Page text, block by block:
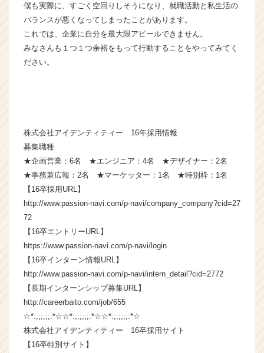
就
活
サ
イ
ア
h
e
r
e
e
r）
僕も実際に、すごく空回りしそうになり、就職活動と私生活の
バランスが悪くなってしまったことがあります。
これでは、企業に自分を最大限アピールできません。
みなさんも１つ１つ余裕をもって行動することをやってみてく
ださい。
株式会社アイデンティティー 16年採用情報
募集職種
★企画営業：6名 ★エンジニア：4名 ★デザイナー：2名
★事務兼広報：2名 ★マーケッター：1名 ★特別枠：1名
【16卒採用URL】
http://www.passion-navi.com/p-navi/company_company?cid=27
72
【16卒エントリーURL】
https://www.passion-navi.com/p-navi/login
【16卒インターン情報URL】
http://www.passion-navi.com/p-navi/intern_detail?cid=2772
【長期インターンシップ募集URL】
http://careerbaito.com/job/655
☆*:;;;;;;:*☆☆*:;;;;;;:*☆☆*:;;;;;;:*☆
株式会社アイデンティティー 16卒採用サイト
【16卒特別サイト】